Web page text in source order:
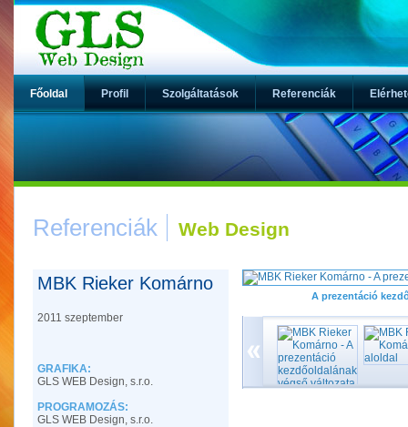
Főoldal Profil Szolgáltatások Referenciák
Referenciák Web Design
MBK Rieker Komárno
2011 szeptember
GRAFIKA:
GLS WEB Design, s.r.o.
PROGRAMOZÁS:
GLS WEB Design, s.r.o.
A prezentáció